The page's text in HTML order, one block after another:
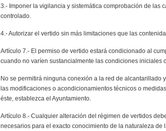
3.- Imponer la vigilancia y sistemática comprobación de las
controlado.
4.- Autorizar el vertido sin más limitaciones que las
Artículo 7.- El permiso de vertido estará condicionado al
cuando no varíen sustancialmente las condiciones iniciales
No se permitirá ninguna conexión a la red de alcantarillado
las modificaciones o acondicionamientos técnicos o
éste, establezca el Ayuntamiento.
Artículo 8.- Cualquier alteración del régimen de vertidos
necesarios para el exacto conocimiento de la naturaleza